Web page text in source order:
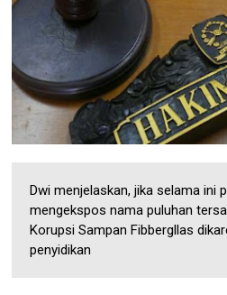
Dwi menjelaskan, jika selama ini
mengekspos nama puluhan
Korupsi Sampan Fibbergllas
penyidikan